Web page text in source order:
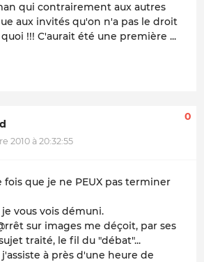
qui contrairement aux autres
aux invités qu'on n'a pas le droit
!!! C'aurait été une première ...
2010 à 20:32:55
0
fois que je ne PEUX pas terminer
vous vois démuni.
sur images me déçoit, par ses
traité, le fil du "débat"...
à près d'une heure de